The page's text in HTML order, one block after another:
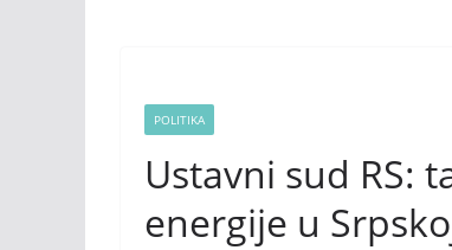
POLITIKA
Ustavni sud RS:
energije u